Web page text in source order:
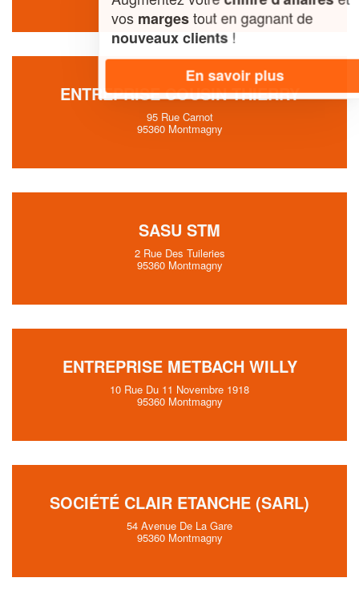
ENTREPRISE COUSIN THIERRY
95 Rue Carnot
95360 Montmagny
SASU STM
2 Rue Des Tuileries
95360 Montmagny
ENTREPRISE METBACH WILLY
10 Rue Du 11 Novembre 1918
95360 Montmagny
SOCIÉTÉ CLAIR ETANCHE (SARL)
54 Avenue De La Gare
95360 Montmagny
vosmargestout en gagnant de
nouveaux clients!
En savoir plus